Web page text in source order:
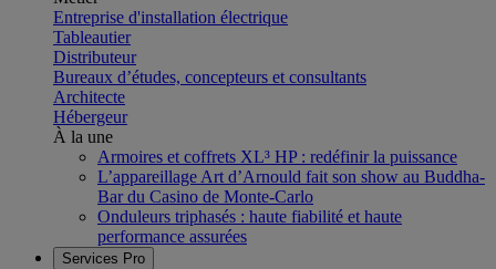
Entreprise d'installation électrique
Tableautier
Distributeur
Bureaux d’études, concepteurs et consultants
Architecte
Hébergeur
À la une
Armoires et coffrets XL³ HP : redéfinir la puissance
L’appareillage Art d’Arnould fait son show au Buddha-
Bar du Casino de Monte-Carlo
Onduleurs triphasés : haute fiabilité et haute
performance assurées
Services Pro